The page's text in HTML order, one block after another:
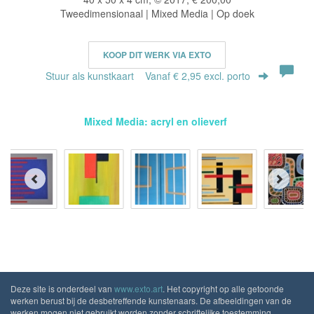
Tweedimensionaal | Mixed Media | Op doek
KOOP DIT WERK VIA EXTO
Stuur als kunstkaart Vanaf € 2,95 excl. porto
Mixed Media: acryl en olieverf
Deze site is onderdeel van www.exto.art. Het copyright op alle getoonde
werken berust bij de desbetreffende kunstenaars. De afbeeldingen van de